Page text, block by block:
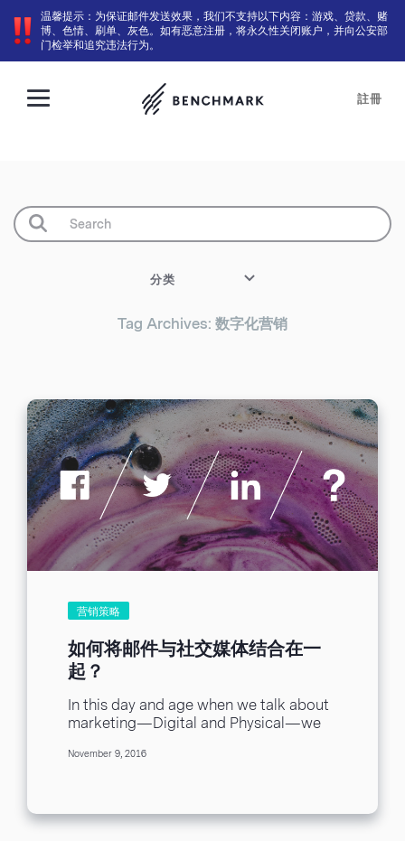
温馨提示：为保证邮件发送效果，我们不支持以下内容：游戏、贷款、赌
博、色情、刷单、灰色。如有恶意注册，将永久性关闭账户，并向公安部
门检举和追究违法行为。
註冊
分类
Tag Archives: 数字化营销
营销策略
如何将邮件与社交媒体结合在一
起？
In this day and age when we talk about
marketing—Digital and Physical—we
to...
November 9, 2016